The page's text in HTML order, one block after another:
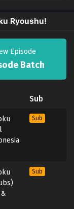
Ryoushu!
Episode
Batch
Sub
Sub
Sub